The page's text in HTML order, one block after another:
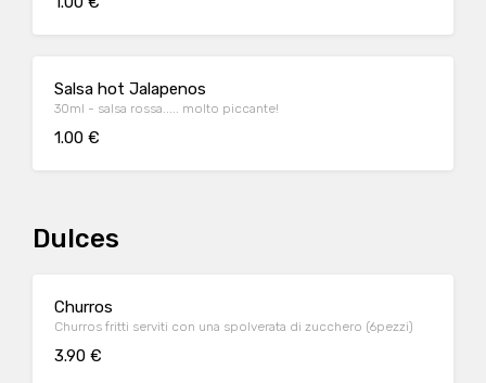
Salsa hot Jalapenos
30ml - salsa rossa..... molto piccante!
1.00 €
Dulces
Churros
Churros fritti serviti con una spolverata di zucchero (6pezzi)
3.90 €